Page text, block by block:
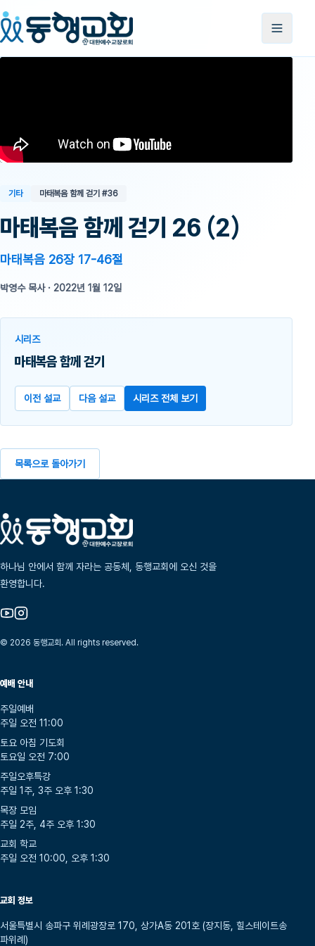
기타 마태복음 함께 걷기 #36
마태복음 함께 걷기 26 (2)
마태복음 26장 17-46절
박영수 목사· 2022년 1월 12일
시리즈
마태복음 함께 걷기
이전 설교 다음 설교 시리즈 전체 보기
목록으로 돌아가기
하나님 안에서 함께 자라는 공동체, 동행교회에 오신 것을
환영합니다.
© 2026 동행교회. All rights reserved.
예배 안내
주일예배
주일 오전 11:00
토요 아침 기도회
토요일 오전 7:00
주일오후특강
주일 1주, 3주 오후 1:30
목장 모임
주일 2주, 4주 오후 1:30
교회 학교
주일 오전 10:00, 오후 1:30
교회 정보
서울특별시 송파구 위례광장로 170, 상가A동 201호 (장지동, 힐스테이트송
파위례)